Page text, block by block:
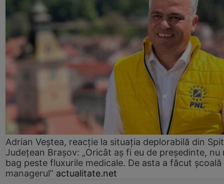
Adrian Veștea, reacție la situația deplorabilă din
Județean Brașov: „Oricât aș fi eu de președinte, nu
bag peste fluxurile medicale. De asta a făcut școală
managerul” actualitate.net